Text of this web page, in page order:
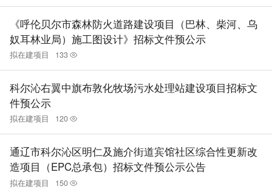
《呼伦贝尔市森林防火道路建设项目（巴林、柴河、乌
奴耳林业局）施工图设计》招标文件预公示
拟在建项目 133
科尔沁右翼中旗布敦化牧场污水处理站建设项目招标文
件预公示
拟在建项目 120
通辽市科尔沁区明仁及施介街道宾馆社区综合性更新改
造项目（EPC总承包）招标文件预公示公告
拟在建项目 150